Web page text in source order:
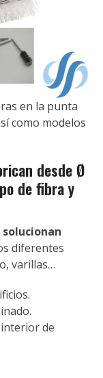
en la punta
como modelos
desde Ø
de fibra y
solucionan
diferentes
varillas…
de